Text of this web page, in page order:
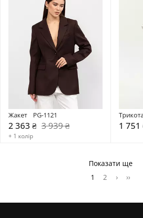
Жакет    PG-1121
2 363 ₴ 3 939 ₴
+ 1 колір
1 751
Показати ще
1
2 › ››